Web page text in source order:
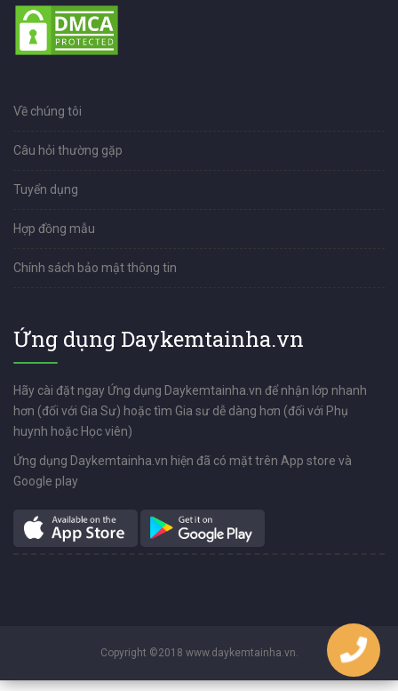
Về chúng tôi
Câu hỏi thường gặp
Tuyển dụng
Hợp đồng mẫu
Chính sách bảo mật thông tin
Ứng dụng Daykemtainha.vn
Hãy cài đặt ngay Ứng dụng Daykemtainha.vn để nhận lớp nhanh
hơn (đối với Gia Sư) hoặc tìm Gia sư dễ dàng hơn (đối với Phụ
huynh hoặc Học viên)
Ứng dụng Daykemtainha.vn hiện đã có mặt trên App store và
Google play
Copyright ©2018 www.daykemtainha.vn.